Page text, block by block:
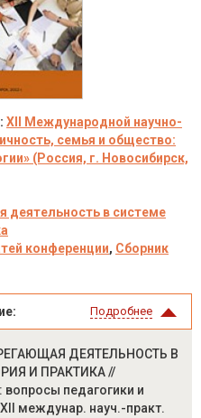
XII Международной научно-
семья и общество:
(Россия, г. Новосибирск,
деятельность в системе
конференции, Сборник
Подробнее
ДЕЯТЕЛЬНОСТЬ В
И ПРАКТИКА //
педагогики и
междунар. науч.-практ.